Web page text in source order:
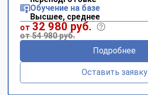
Обучение на базе
Высшее, среднее
от 32 980 руб.
от 54 980 руб.
Подробнее
Оставить заявку